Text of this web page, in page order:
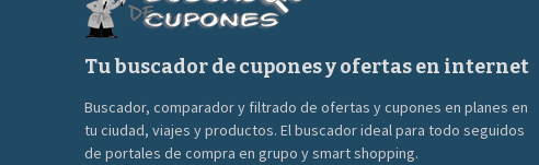
Tu buscador de cupones y ofertas en internet
Buscador, comparador y filtrado de ofertas y cupones en planes en
tu ciudad, viajes y productos. El buscador ideal para todo seguidos
de portales de compra en grupo y smart shopping.